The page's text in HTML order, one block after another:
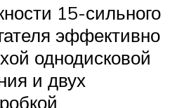
15-сильного
эффективно
однодисковой
и двух